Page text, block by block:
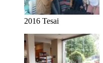
2016 Tesai